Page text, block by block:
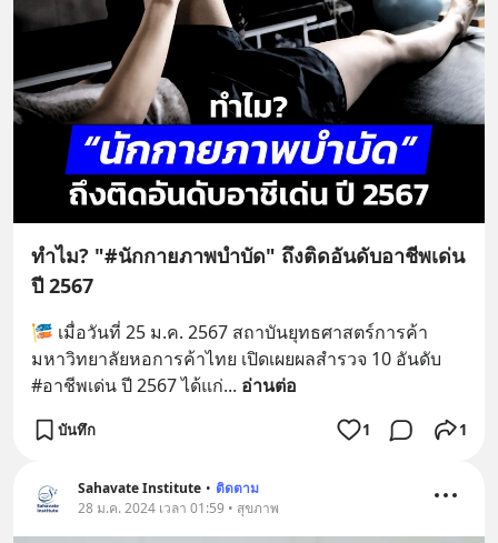
ทำไม? "#นักกายภาพบำบัด" ถึงติดอันดับอาชีพเด่น
ปี 2567
🎏 เมื่อวันที่ 25 ม.ค. 2567 สถาบันยุทธศาสตร์การค้า
มหาวิทยาลัยหอการค้าไทย เปิดเผยผลสำรวจ 10 อันดับ
#อาชีพเด่น ปี 2567 ได้แก่... อ่านต่อ
บันทึก 1 1
Sahavate Institute • ติดตาม
28 ม.ค. 2024 เวลา 01:59 • สุขภาพ